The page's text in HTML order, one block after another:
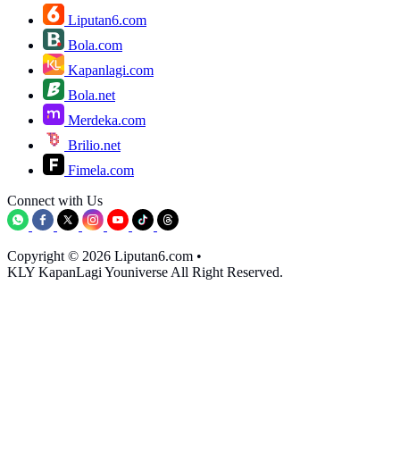
Liputan6.com
Bola.com
Kapanlagi.com
Bola.net
Merdeka.com
Brilio.net
Fimela.com
Connect with Us
Copyright © 2026 Liputan6.com •
KLY KapanLagi Youniverse All Right Reserved.